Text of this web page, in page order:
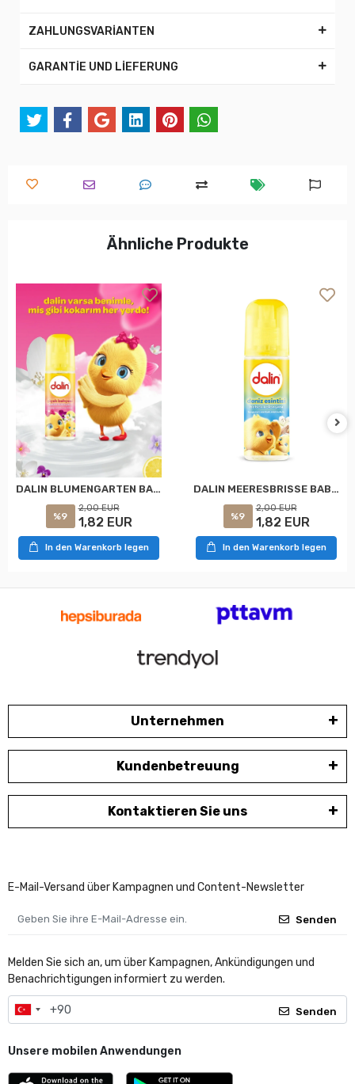
ZAHLUNGSVARİANTEN
GARANTİE UND LİEFERUNG
Ähnliche Produkte
DALIN BLUMENGARTEN BABY-KÖLN 150 ML
%9
2,00 EUR
1,82 EUR
In den Warenkorb legen
DALIN MEERESBRISSE BABY-KÖLN 150 ML
%9
2,00 EUR
1,82 EUR
In den Warenkorb legen
Unternehmen
Kundenbetreuung
Kontaktieren Sie uns
E-Mail-Versand über Kampagnen und Content-Newsletter
Senden
Melden Sie sich an, um über Kampagnen, Ankündigungen und
Benachrichtigungen informiert zu werden.
Senden
Unsere mobilen Anwendungen